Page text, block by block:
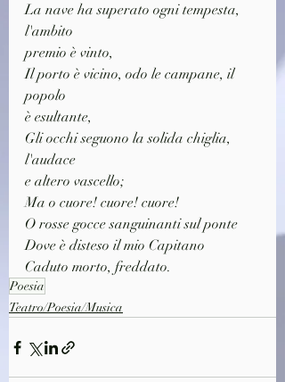
La nave ha superato ogni tempesta,
l'ambito
premio è vinto,
Il porto è vicino, odo le campane, il
popolo
è esultante,
Gli occhi seguono la solida chiglia,
l'audace
e altero vascello;
Ma o cuore! cuore! cuore!
O rosse gocce sanguinanti sul ponte
Dove è disteso il mio Capitano
Caduto morto, freddato.
Poesia
Teatro/Poesia/Musica